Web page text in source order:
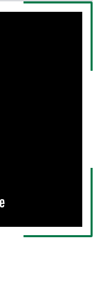
sont des
deux jours